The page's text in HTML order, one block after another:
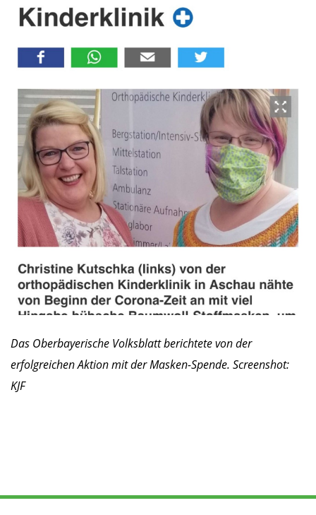
Das Oberbayerische Volksblatt berichtete von der
erfolgreichen Aktion mit der Masken-Spende. Screenshot:
KJF